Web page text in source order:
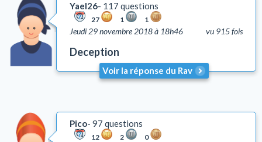
Yael26 117 questions
27 1 1
vu 915 fois
Jeudi 29 novembre 2018 à 18h46
Deception
Voir la réponse du Rav
Pico 97 questions
12 2 0